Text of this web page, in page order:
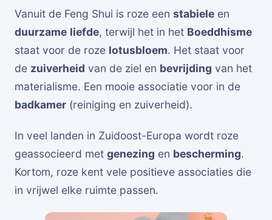
Vanuit de Feng Shui is roze een stabiele en
duurzame liefde, terwijl het in het Boeddhisme
staat voor de roze lotusbloem. Het staat voor
de zuiverheid van de ziel en bevrijding van het
materialisme. Een mooie associatie voor in de
badkamer (reiniging en zuiverheid).
In veel landen in Zuidoost-Europa wordt roze
geassocieerd met genezing en bescherming.
Kortom, roze kent vele positieve associaties die
in vrijwel elke ruimte passen.